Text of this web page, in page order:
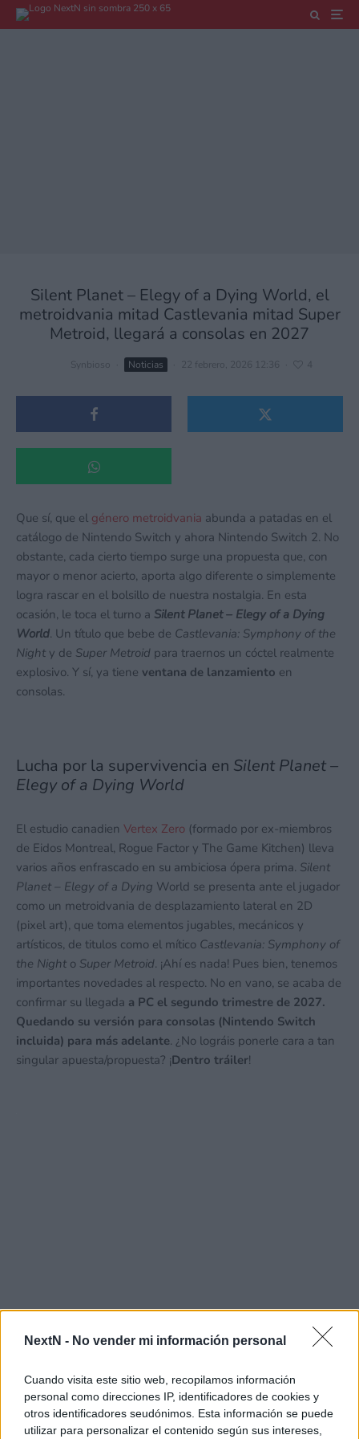
NextN - No vender mi información personal
Cuando visita este sitio web, recopilamos información
personal como direcciones IP, identificadores de cookies y
otros identificadores seudónimos. Esta información se puede
utilizar para personalizar el contenido según sus intereses,
Silent Planet – Elegy of a Dying World, el
metroidvania mitad Castlevania mitad Super
Metroid, llegará a consolas en 2027
Synbioso Noticias 22 febrero, 2026 12:36 4
Que sí, que el género metroidvania abunda a patadas en el
catálogo de Nintendo Switch y ahora Nintendo Switch 2. No
obstante, cada cierto tiempo surge una propuesta que, con
mayor o menor acierto, aporta algo diferente o simplemente
logra rascar en el bolsillo de nuestra nostalgia. En esta
ocasión, le toca el turno a Silent Planet – Elegy of a Dying
World. Un título que bebe de Castlevania: Symphony of the
Night y de Super Metroid para traernos un cóctel realmente
explosivo. Y sí, ya tiene ventana de lanzamiento en
consolas.
Lucha por la supervivencia en Silent Planet –
Elegy of a Dying World
El estudio canadien Vertex Zero (formado por ex-miembros
de Eidos Montreal, Rogue Factor y The Game Kitchen) lleva
varios años enfrascado en su ambiciosa ópera prima. Silent
Planet – Elegy of a Dying World se presenta ante el jugador
como un metroidvania de desplazamiento lateral en 2D
(pixel art), que toma elementos jugables, mecánicos y
artísticos, de titulos como el mítico Castlevania: Symphony of
the Night o Super Metroid. ¡Ahí es nada! Pues bien, tenemos
importantes novedades al respecto. No en vano, se acaba de
confirmar su llegada a PC el segundo trimestre de 2027.
Quedando su versión para consolas (Nintendo Switch
incluida) para más adelante. ¿No lográis ponerle cara a tan
singular apuesta/propuesta? ¡Dentro tráiler!